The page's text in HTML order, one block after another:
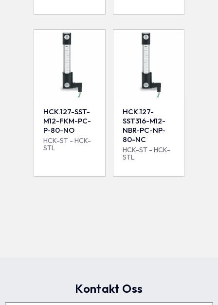
HCK.127-SST-
M12-FKM-PC-
P-80-NO
HCK-ST - HCK-
STL
HCK.127-
SST316-M12-
NBR-PC-NP-
80-NC
HCK-ST - HCK-
STL
Kontakt Oss